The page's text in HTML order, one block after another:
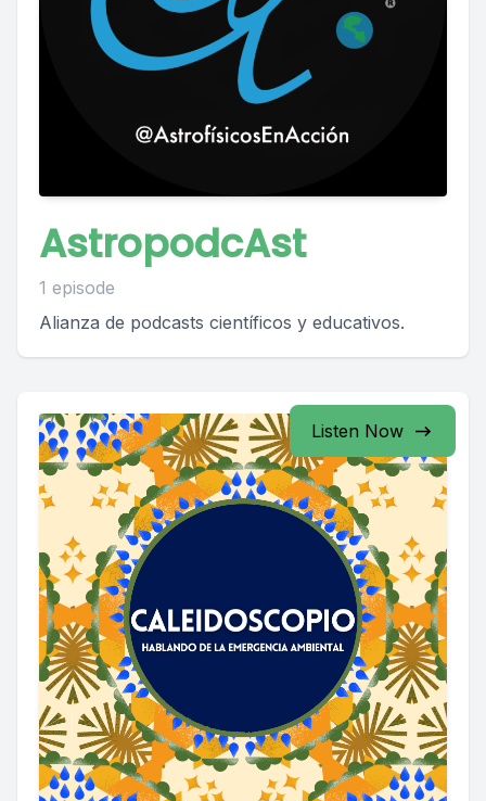
AstropodcAst
1 episode
Alianza de podcasts científicos y educativos.
Listen Now